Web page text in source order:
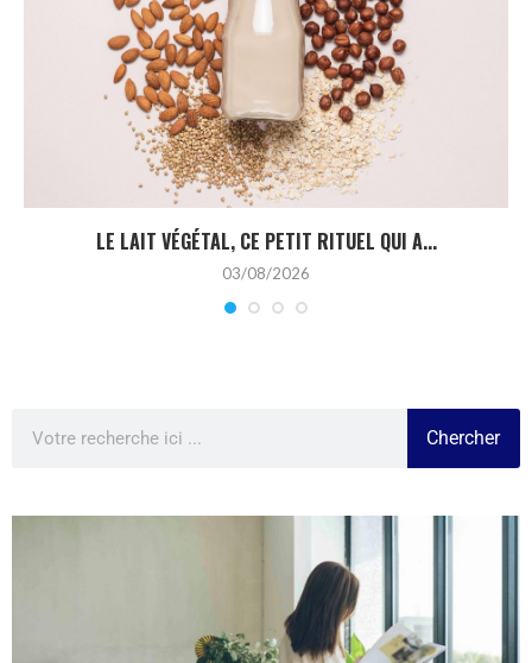
LE LAIT VÉGÉTAL, CE PETIT RITUEL QUI A...
03/08/2026
Chercher